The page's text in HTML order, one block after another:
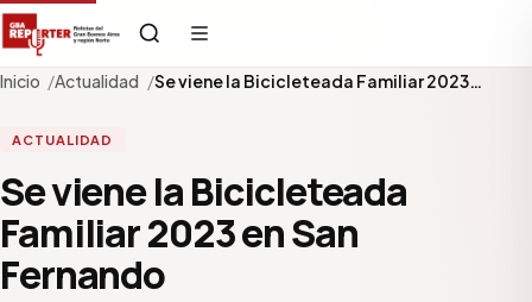
Inicio Actualidad Se viene la Bicicleteada Familiar 2023…
ACTUALIDAD
Se viene la Bicicleteada
Familiar 2023 en San
Fernando